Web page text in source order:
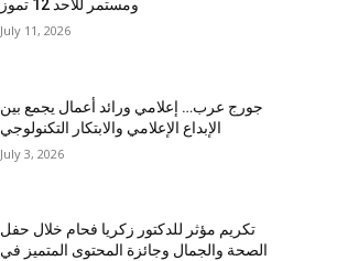
ومستمر للاحد 12 تموز
July 11, 2026
جورج عرب… إعلامي ورائد أعمال يجمع بين
الإبداع الإعلامي والابتكار التكنولوجي
July 3, 2026
تكريم مؤثر للدكتور زكريا فحام خلال حفل
الصحة والجمال وجائزة المحتوى المتميز في